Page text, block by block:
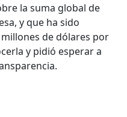
la suma global de
y que ha sido
de dólares por
y pidió esperar a